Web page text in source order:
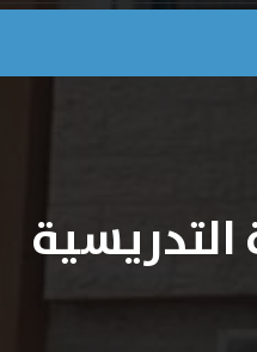
التدريسية